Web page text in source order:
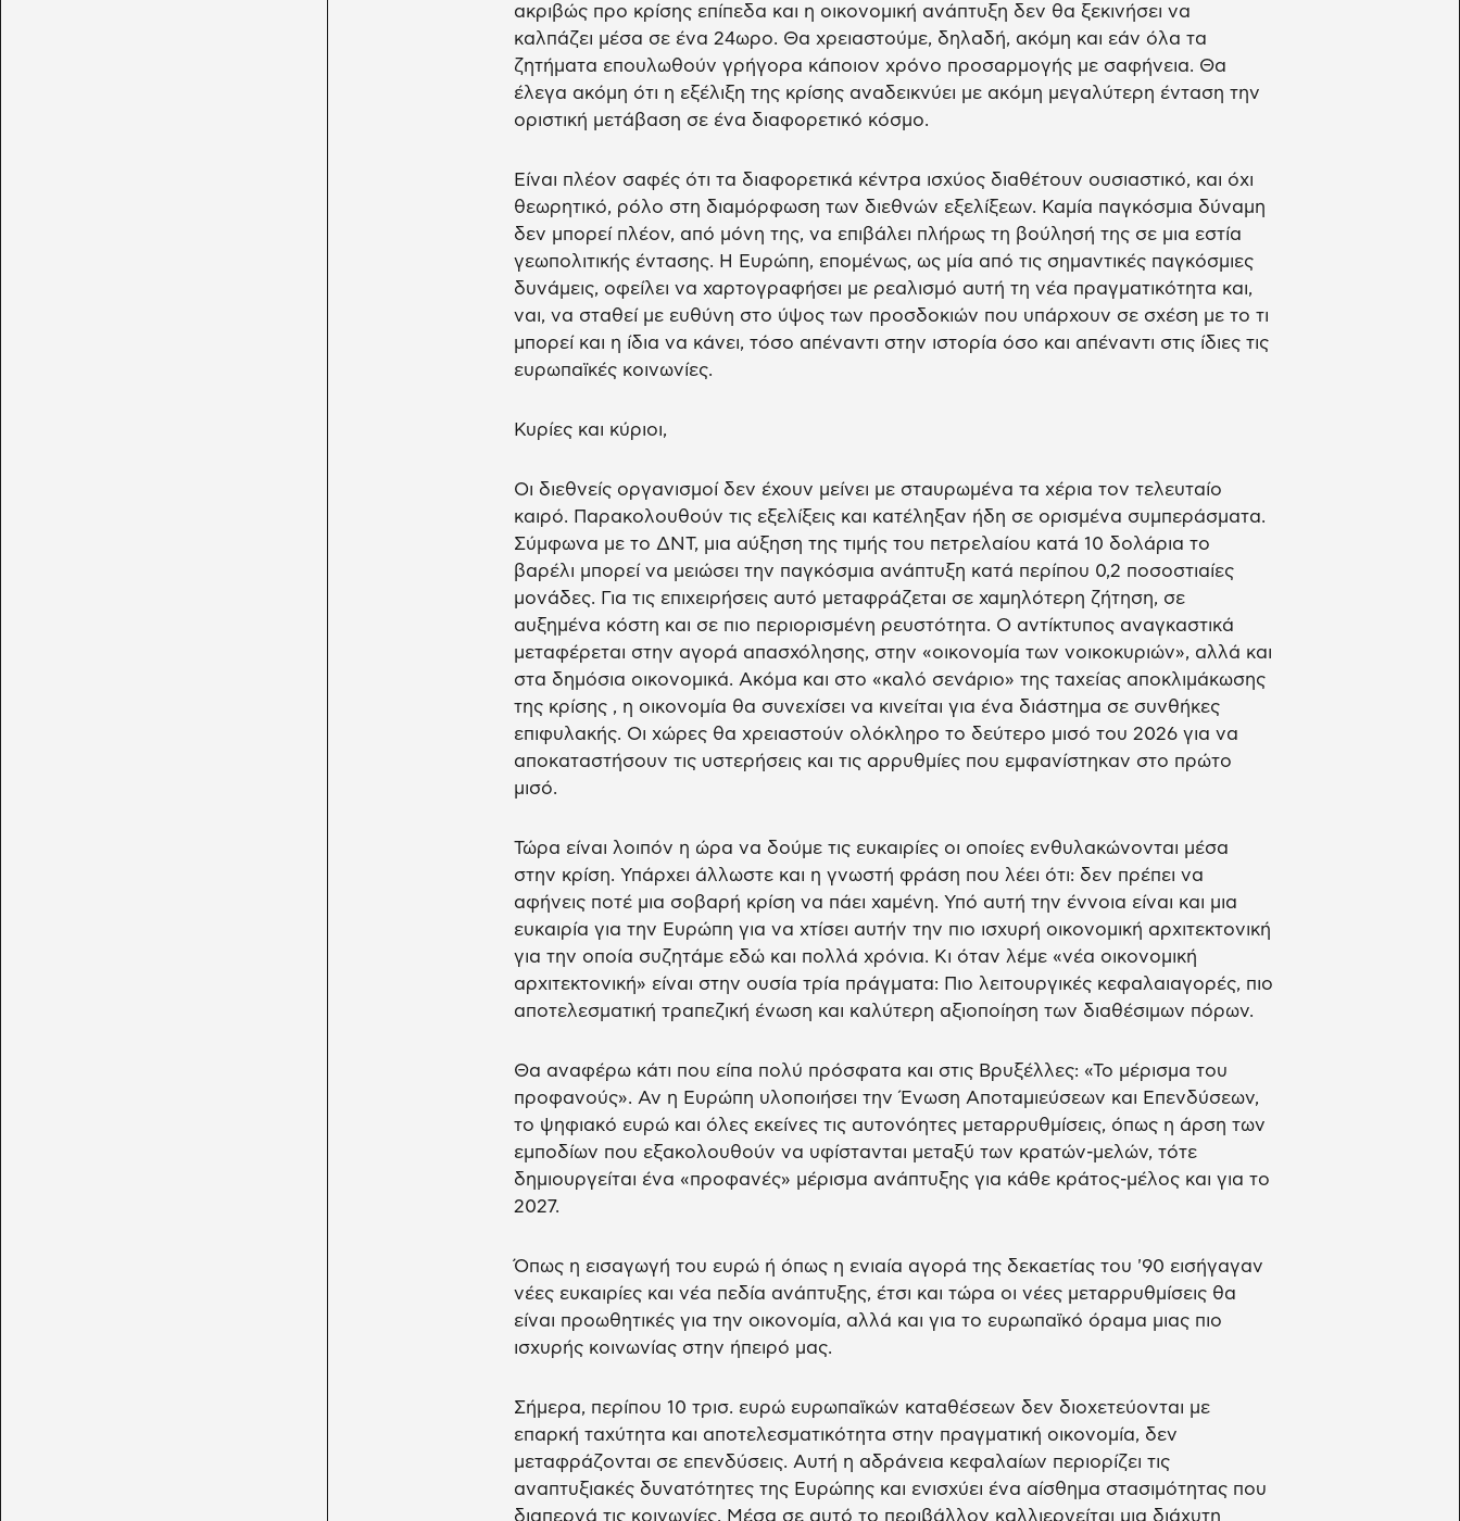
ακριβώς προ κρίσης επίπεδα και η οικονομική ανάπτυξη δεν θα ξεκινήσει να
καλπάζει μέσα σε ένα 24ωρο. Θα χρειαστούμε, δηλαδή, ακόμη και εάν όλα τα
ζητήματα επουλωθούν γρήγορα κάποιον χρόνο προσαρμογής με σαφήνεια. Θα
έλεγα ακόμη ότι η εξέλιξη της κρίσης αναδεικνύει με ακόμη μεγαλύτερη ένταση την
οριστική μετάβαση σε ένα διαφορετικό κόσμο.
Είναι πλέον σαφές ότι τα διαφορετικά κέντρα ισχύος διαθέτουν ουσιαστικό, και όχι
θεωρητικό, ρόλο στη διαμόρφωση των διεθνών εξελίξεων. Καμία παγκόσμια δύναμη
δεν μπορεί πλέον, από μόνη της, να επιβάλει πλήρως τη βούλησή της σε μια εστία
γεωπολιτικής έντασης. Η Ευρώπη, επομένως, ως μία από τις σημαντικές παγκόσμιες
δυνάμεις, οφείλει να χαρτογραφήσει με ρεαλισμό αυτή τη νέα πραγματικότητα και,
ναι, να σταθεί με ευθύνη στο ύψος των προσδοκιών που υπάρχουν σε σχέση με το τι
μπορεί και η ίδια να κάνει, τόσο απέναντι στην ιστορία όσο και απέναντι στις ίδιες τις
ευρωπαϊκές κοινωνίες.
Κυρίες και κύριοι,
Οι διεθνείς οργανισμοί δεν έχουν μείνει με σταυρωμένα τα χέρια τον τελευταίο
καιρό. Παρακολουθούν τις εξελίξεις και κατέληξαν ήδη σε ορισμένα συμπεράσματα.
Σύμφωνα με το ΔΝΤ, μια αύξηση της τιμής του πετρελαίου κατά 10 δολάρια το
βαρέλι μπορεί να μειώσει την παγκόσμια ανάπτυξη κατά περίπου 0,2 ποσοστιαίες
μονάδες. Για τις επιχειρήσεις αυτό μεταφράζεται σε χαμηλότερη ζήτηση, σε
αυξημένα κόστη και σε πιο περιορισμένη ρευστότητα. Ο αντίκτυπος αναγκαστικά
μεταφέρεται στην αγορά απασχόλησης, στην «οικονομία των νοικοκυριών», αλλά και
στα δημόσια οικονομικά. Ακόμα και στο «καλό σενάριο» της ταχείας αποκλιμάκωσης
της κρίσης , η οικονομία θα συνεχίσει να κινείται για ένα διάστημα σε συνθήκες
επιφυλακής. Οι χώρες θα χρειαστούν ολόκληρο το δεύτερο μισό του 2026 για να
αποκαταστήσουν τις υστερήσεις και τις αρρυθμίες που εμφανίστηκαν στο πρώτο
μισό.
Τώρα είναι λοιπόν η ώρα να δούμε τις ευκαιρίες οι οποίες ενθυλακώνονται μέσα
στην κρίση. Υπάρχει άλλωστε και η γνωστή φράση που λέει ότι: δεν πρέπει να
αφήνεις ποτέ μια σοβαρή κρίση να πάει χαμένη. Υπό αυτή την έννοια είναι και μια
ευκαιρία για την Ευρώπη για να χτίσει αυτήν την πιο ισχυρή οικονομική αρχιτεκτονική
για την οποία συζητάμε εδώ και πολλά χρόνια. Κι όταν λέμε «νέα οικονομική
αρχιτεκτονική» είναι στην ουσία τρία πράγματα: Πιο λειτουργικές κεφαλαιαγορές, πιο
αποτελεσματική τραπεζική ένωση και καλύτερη αξιοποίηση των διαθέσιμων πόρων.
Θα αναφέρω κάτι που είπα πολύ πρόσφατα και στις Βρυξέλλες: «Το μέρισμα του
προφανούς». Αν η Ευρώπη υλοποιήσει την Ένωση Αποταμιεύσεων και Επενδύσεων,
το ψηφιακό ευρώ και όλες εκείνες τις αυτονόητες μεταρρυθμίσεις, όπως η άρση των
εμποδίων που εξακολουθούν να υφίστανται μεταξύ των κρατών-μελών, τότε
δημιουργείται ένα «προφανές» μέρισμα ανάπτυξης για κάθε κράτος-μέλος και για το
2027.
Όπως η εισαγωγή του ευρώ ή όπως η ενιαία αγορά της δεκαετίας του '90 εισήγαγαν
νέες ευκαιρίες και νέα πεδία ανάπτυξης, έτσι και τώρα οι νέες μεταρρυθμίσεις θα
είναι προωθητικές για την οικονομία, αλλά και για το ευρωπαϊκό όραμα μιας πιο
ισχυρής κοινωνίας στην ήπειρό μας.
Σήμερα, περίπου 10 τρισ. ευρώ ευρωπαϊκών καταθέσεων δεν διοχετεύονται με
επαρκή ταχύτητα και αποτελεσματικότητα στην πραγματική οικονομία, δεν
μεταφράζονται σε επενδύσεις. Αυτή η αδράνεια κεφαλαίων περιορίζει τις
αναπτυξιακές δυνατότητες της Ευρώπης και ενισχύει ένα αίσθημα στασιμότητας που
διαπερνά τις κοινωνίες. Μέσα σε αυτό το περιβάλλον καλλιεργείται μια διάχυτη